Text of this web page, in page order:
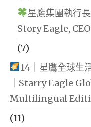
星鷹集團執行
Story Eagle,
(7)
14｜星鷹全球生
｜Starry Eagle
Multilingual
(11)